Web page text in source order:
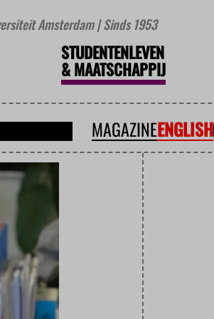
Amsterdam | Sinds 1953
STUDENTENLEVEN
&MAATSCHAPPIJ
MAGAZINEENGLISH